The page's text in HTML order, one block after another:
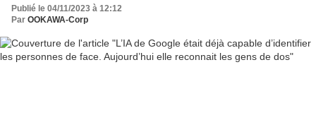
Publié le 04/11/2023 à 12:12
Par OOKAWA-Corp